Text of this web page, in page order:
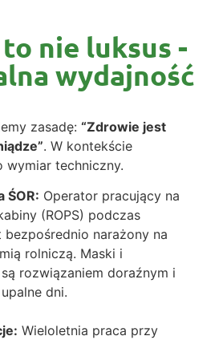
nie luksus -
wydajność
zasadę: “Zdrowie jest
. W kontekście
wymiar techniczny.
ŚOR: Operator pracujący na
(ROPS) podczas
narażony na
rolniczą. Maski i
rozwiązaniem doraźnym i
dni.
Wieloletnia praca przy